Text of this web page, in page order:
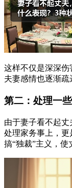
这样不仅是深深伤
夫妻感情也逐渐疏
第二：处理一
由于妻子看不起
处理家务事上，
搞“独裁”主义，使